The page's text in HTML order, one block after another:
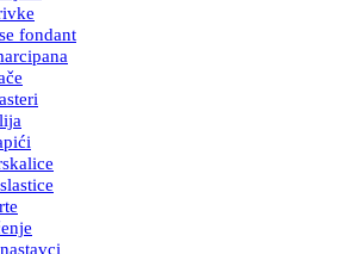
fondant